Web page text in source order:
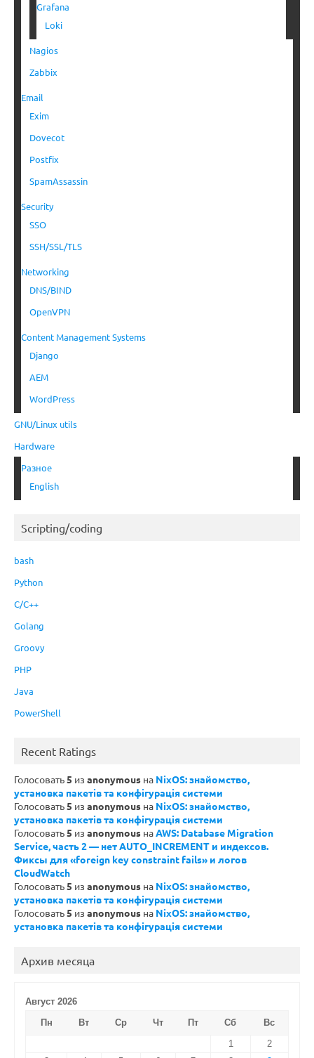
Grafana
Loki
Nagios
Zabbix
Email
Exim
Dovecot
Postfix
SpamAssassin
Security
SSO
SSH/SSL/TLS
Networking
DNS/BIND
OpenVPN
Content Management Systems
Django
AEM
WordPress
GNU/Linux utils
Hardware
Разное
English
Scripting/coding
bash
Python
C/C++
Golang
Groovy
PHP
Java
PowerShell
Recent Ratings
Голосовать5 из anonymous на NixOS: знайомство,
установка пакетів та конфігурація системи
Голосовать5 из anonymous на NixOS: знайомство,
установка пакетів та конфігурація системи
Голосовать5 из anonymous наAWS: Database Migration
Service, часть 2 — нет AUTO_INCREMENT и индексов.
Фиксы для «foreign key constraint fails» и логов
CloudWatch
Голосовать5 из anonymous на NixOS: знайомство,
установка пакетів та конфігурація системи
Голосовать5 из anonymous на NixOS: знайомство,
установка пакетів та конфігурація системи
Архив месяца
Август 2026
Пн
Вт Ср Чт Пт Сб
Вс
1
2